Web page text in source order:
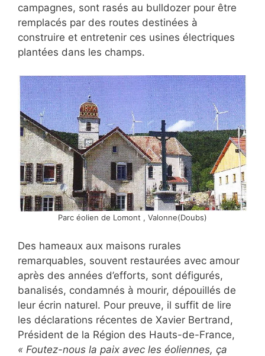
campagnes, sont rasés au bulldozer pour être
remplacés par des routes destinées à
construire et entretenir ces usines électriques
plantées dans les champs.
Parc éolien de Lomont , Valonne(Doubs)
Des hameaux aux maisons rurales
remarquables, souvent restaurées avec amour
après des années d’efforts, sont défigurés,
banalisés, condamnés à mourir, dépouillés de
leur écrin naturel. Pour preuve, il suffit de lire
les déclarations récentes de Xavier Bertrand,
Président de la Région des Hauts-de-France,
« Foutez-nous la paix avec les éoliennes, ça